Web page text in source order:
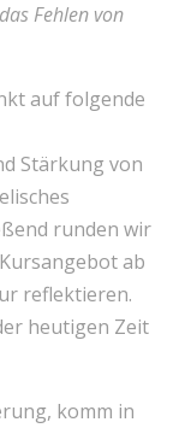
Fehlen von
auf folgende
Stärkung von
runden wir
ab
reflektieren.
heutigen Zeit
komm in